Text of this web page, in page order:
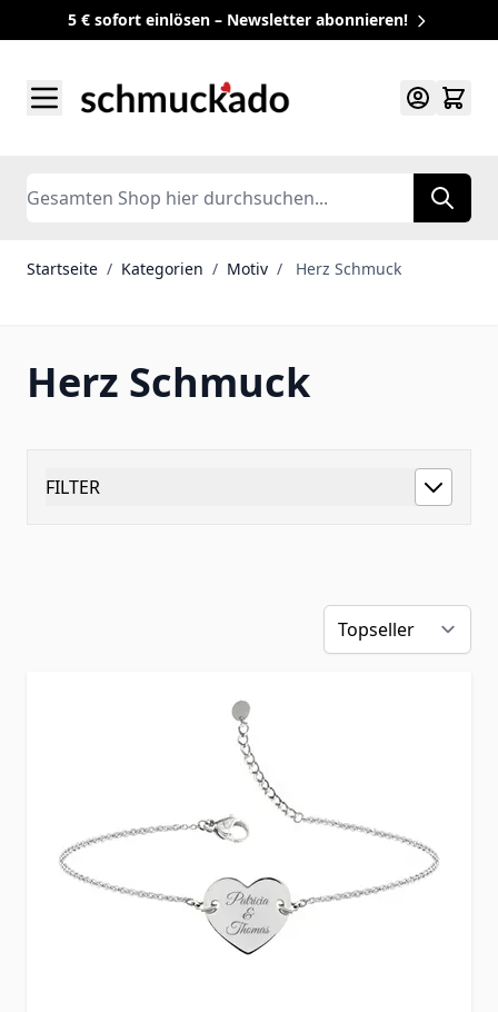
5 € sofort einlösen – Newsletter abonnieren!
Search
Startseite / Kategorien / Motiv / Herz Schmuck
Herz Schmuck
FILTER